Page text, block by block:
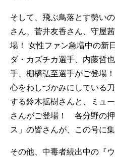
そして、飛ぶ鳥落とす勢い
さん、菅井友香さん、守屋
場！ 女性ファン急増中の新
ダ・カズチカ選手、内藤哲
手、棚橋弘至選手がご登場
心をわしづかみにしている
する鈴木拡樹さんと、ミュ
さんがご登場！ 各分野の
ス」の皆さんが、この号に
その他、中毒者続出中の『